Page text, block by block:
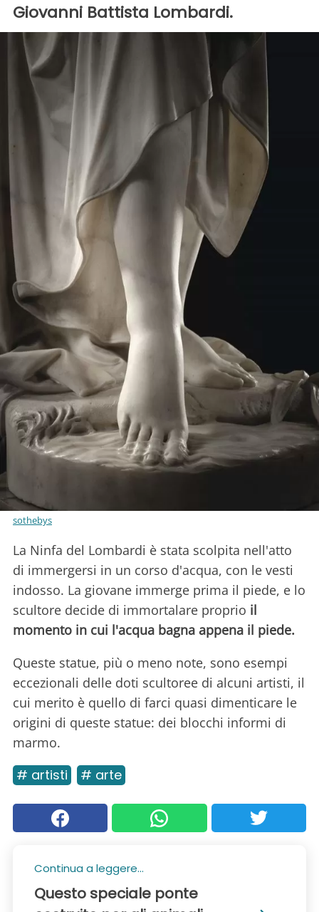
Giovanni Battista Lombardi.
sothebys
La Ninfa del Lombardi è stata scolpita nell'atto
di immergersi in un corso d'acqua, con le vesti
indosso. La giovane immerge prima il piede, e lo
scultore decide di immortalare proprio il
momento in cui l'acqua bagna appena il piede.
Queste statue, più o meno note, sono esempi
eccezionali delle doti scultoree di alcuni artisti, il
cui merito è quello di farci quasi dimenticare le
origini di queste statue: dei blocchi informi di
marmo.
# artisti # arte
Continua a leggere...
Questo speciale ponte